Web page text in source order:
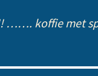
……. koffie met